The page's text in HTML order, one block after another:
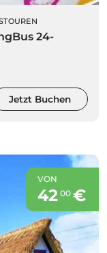
24-
Jetzt Buchen
VON
42 00€